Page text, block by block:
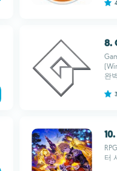
8.
완
터